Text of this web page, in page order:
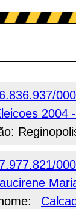
2004